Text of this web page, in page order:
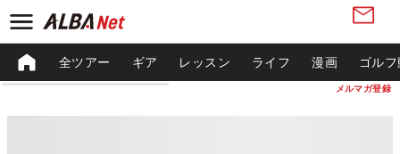
メルマガ登録
全ツアー ギア レッスン ライフ 漫画 ゴル